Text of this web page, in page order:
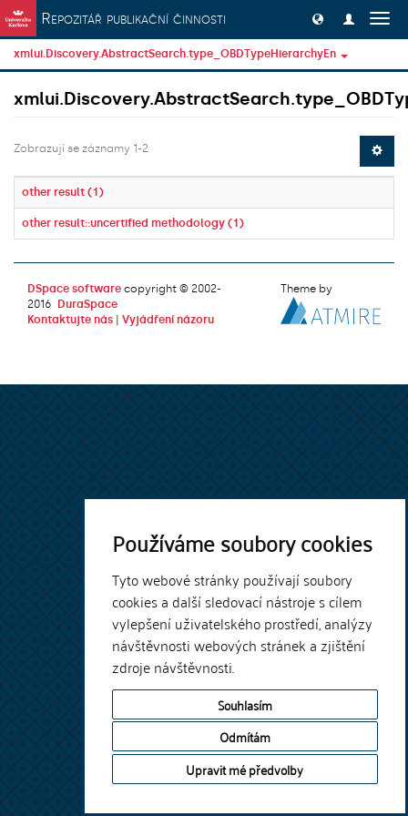
Používáme soubory cookies
Tyto webové stránky používají soubory
cookies a další sledovací nástroje s cílem
vylepšení uživatelského prostředí, analýzy
návštěvnosti webových stránek a zjištění
zdroje návštěvnosti.
Souhlasím
Odmítám
Upravit mé předvolby
Přeskočit na obsah
Repozitář publikační činnosti
xmlui.Discovery.AbstractSearch.type_OBDTypeHierarchyEn
Zobrazují se záznamy 1-2
other result (1)
other result::uncertified methodology (1)
DSpace software copyright © 2002-
2016
DuraSpace
Kontaktujte nás
Vyjádření názoru
Theme by